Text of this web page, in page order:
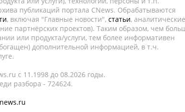
публикаций портала CNews. Обрабатываются
, включая "Главные новости", статьи, аналитические
партнёрских проектов). Таким образом, чем
или продукта/услуги, тем более информативен
дополнительной информацией, в т.ч.
c 11.1998 до 08.2026 годы.
разбора - 724624.